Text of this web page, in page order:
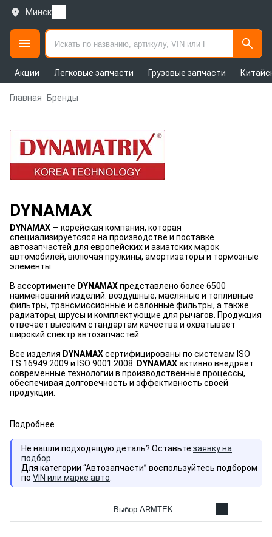
Минск
Акции Легковые запчасти Грузовые запчасти
Главная Бренды
DYNAMAX
DYNAMAX — корейская компания, которая
специализируетсяся на производстве и поставке
автозапчастей для европейских и азиатских марок
автомобилей, включая пружины, амортизаторы и тормозные
элементы.
В ассортименте DYNAMAXпредставлено более 6500
наименований изделий: воздушные, масляные и топливные
фильтры, трансмиссионные и салонные фильтры, а также
радиаторы, шрусы и комплектующие для рычагов. Продукция
отвечает высоким стандартам качества и охватывает
широкий спектр автозапчастей.
Все изделия DYNAMAXсертифицированы по системам ISO
TS 16949:2009 и ISO 9001:2008.
DYNAMAXактивно внедряет
современные технологии в производственные процессы,
обеспечивая долговечность и эффективность своей
продукции.
Подробнее
Не нашли подходящую деталь? Оставьте заявку на
подбор
Для категории “Автозапчасти” воспользуйтесь подбором
по VIN или марке авто
Выбор ARMTEK